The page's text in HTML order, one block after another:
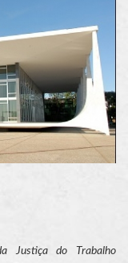
Justiça do Trabalho